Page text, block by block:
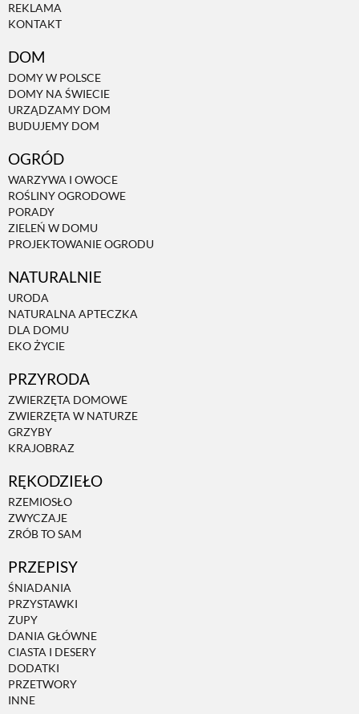
REKLAMA
KONTAKT
DOM
DOMY W POLSCE
DOMY NA ŚWIECIE
URZĄDZAMY DOM
BUDUJEMY DOM
OGRÓD
WARZYWA I OWOCE
ROŚLINY OGRODOWE
PORADY
ZIELEŃ W DOMU
PROJEKTOWANIE OGRODU
NATURALNIE
URODA
NATURALNA APTECZKA
DLA DOMU
EKO ŻYCIE
PRZYRODA
ZWIERZĘTA DOMOWE
ZWIERZĘTA W NATURZE
GRZYBY
KRAJOBRAZ
RĘKODZIEŁO
RZEMIOSŁO
ZWYCZAJE
ZRÓB TO SAM
PRZEPISY
ŚNIADANIA
PRZYSTAWKI
ZUPY
DANIA GŁÓWNE
CIASTA I DESERY
DODATKI
PRZETWORY
INNE